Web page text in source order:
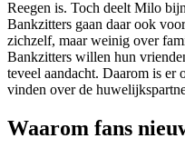
Reegen is. Toch deelt Milo
Bankzitters gaan daar ook
zichzelf, maar weinig over
Bankzitters willen hun
teveel aandacht. Daarom is
vinden over de
Waarom fans